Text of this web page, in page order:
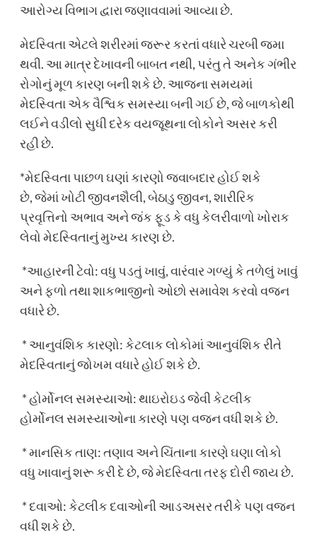
આરોગ્ય વિભાગ દ્વારા જણાવવામાં આવ્યા છે.
મેદસ્વિતા એટલે શરીરમાં જરૂર કરતાં વધારે ચરબી જમા
થવી. આ માત્ર દેખાવની બાબત નથી, પરંતુ તે અનેક ગંભીર
રોગોનું મૂળ કારણ બની શકે છે. આજના સમયમાં
મેદસ્વિતા એક વૈશ્વિક સમસ્યા બની ગઈ છે, જે બાળકોથી
લઈને વડીલો સુધી દરેક વયજૂથના લોકોને અસર કરી
રહી છે.
*મેદસ્વિતા પાછળ ઘણાં કારણો જવાબદાર હોઈ શકે
છે, જેમાં ખોટી જીવનશૈલી, બેઠાડુ જીવન, શારીરિક
પ્રવૃત્તિનો અભાવ અને જંક ફૂડ કે વધુ કેલરીવાળો ખોરાક
લેવો મેદસ્વિતાનું મુખ્ય કારણ છે.
*આહારની ટેવો: વધુ પડતું ખાવું, વારંવાર ગળ્યું કે તળેલું ખાવું
અને ફળો તથા શાકભાજીનો ઓછો સમાવેશ કરવો વજન
વધારે છે.
* આનુવંશિક કારણો: કેટલાક લોકોમાં આનુવંશિક રીતે
મેદસ્વિતાનું જોખમ વધારે હોઈ શકે છે.
* હોર્મોનલ સમસ્યાઓ: થાઇરોઇડ જેવી કેટલીક
હોર્મોનલ સમસ્યાઓના કારણે પણ વજન વધી શકે છે.
* માનસિક તાણ: તણાવ અને ચિંતાના કારણે ઘણા લોકો
વધુ ખાવાનું શરૂ કરી દે છે, જે મેદસ્વિતા તરફ દોરી જાય છે.
* દવાઓ: કેટલીક દવાઓની આડઅસર તરીકે પણ વજન
વધી શકે છે.